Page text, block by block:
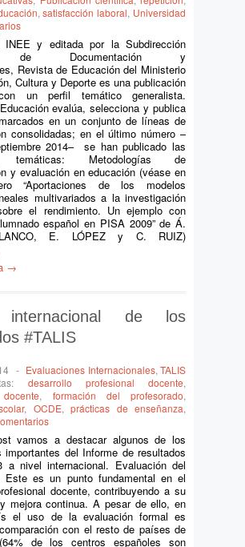
,satisfacción laboral, Universidad
y editada por la Subdirección
de Documentación y
Revista de Educación del Ministerio
Cultura y Deporte es una publicación
un perfil temático generalista.
evalúa, selecciona y publica
en un conjunto de líneas de
consolidadas; en el último número –
2014– se han publicado las
temáticas: Metodologías de
y evaluación en educación (véase en
“Aportaciones de los modelos
multivariados a la investigación
el rendimiento. Un ejemplo con
español en PISA 2009” de Á.
E. LÓPEZ y C. RUIZ)
→
internacional de los
#TALIS
- Evaluaciones Internacionales, TALIS
desarrollo profesional docente,
, formación del profesorado,
, OCDE,prácticas de enseñanza,
vamos a destacar algunos de los
importantes del Informe de resultados
a nivel internacional. Evaluación del
Este es un punto fundamental en el
docente, contribuyendo a su
mejora continua. A pesar de ello, en
el uso de la evaluación formal es
con el resto de países de
de los centros españoles son